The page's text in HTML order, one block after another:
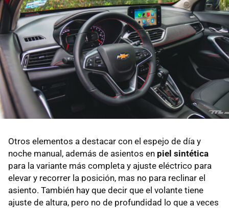
Otros elementos a destacar con el espejo de día y
noche manual, además de asientos en piel sintética
para la variante más completa y ajuste eléctrico para
elevar y recorrer la posición, mas no para reclinar el
asiento. También hay que decir que el volante tiene
ajuste de altura, pero no de profundidad lo que a veces